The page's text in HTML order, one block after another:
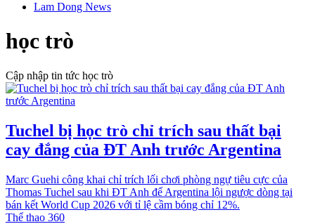
Lam Dong News
học trò
Cập nhập tin tức học trò
Tuchel bị học trò chỉ trích sau thất bại
cay đắng của ĐT Anh trước Argentina
Marc Guehi công khai chỉ trích lối chơi phòng ngự tiêu cực của
Thomas Tuchel sau khi ĐT Anh để Argentina lội ngược dòng tại
bán kết World Cup 2026 với tỉ lệ cầm bóng chỉ 12%.
Thể thao 360